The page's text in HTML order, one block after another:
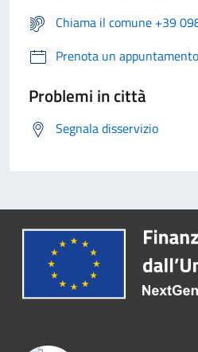
Chiama il comune +39
Prenota un appuntamento
Problemi in città
Segnala disservizio